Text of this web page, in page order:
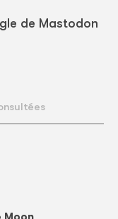
de Mastodon